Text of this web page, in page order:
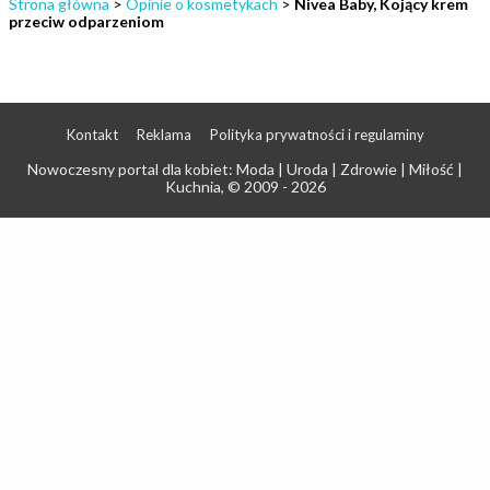
przeciw odparzeniom
Kontakt Reklama Polityka prywatności i regulaminy
Nowoczesny portal dla kobiet: Moda | Uroda | Zdrowie | Miłość |
Kuchnia, © 2009 - 2026